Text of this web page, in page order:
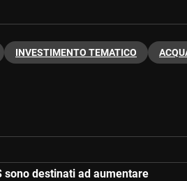
INVESTIMENTO TEMATICO
sono destinati ad aumentare